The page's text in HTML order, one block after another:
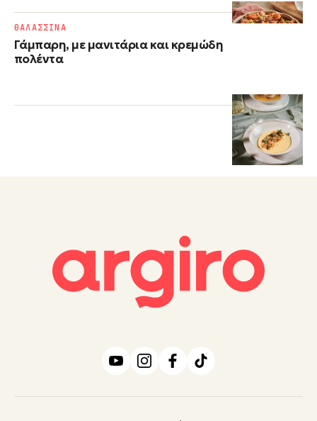
Γάμπαρη, με μανιτάρια και κρεμώδη
πολέντα
ΘΑΛΑΣΣΙΝΑ